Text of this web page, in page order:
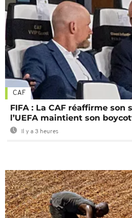
CAF
FIFA : La CAF réaffirme son
l’UEFA maintient son
Il y a 3 heures